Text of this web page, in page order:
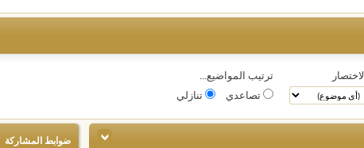
الاختصار
ترتيب المواضيع...
تصاعدي
تنازلي
ضوابط المشاركة